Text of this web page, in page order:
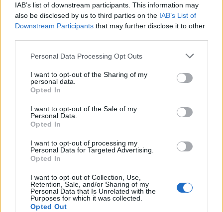
IAB’s list of downstream participants. This information may
also be disclosed by us to third parties on the IAB’s List of
Downstream Participants that may further disclose it to other
Please note that this website/app uses one or more Google
not limited to your visit or usage behaviour. You may click to
grant or deny consent to Google and its third-party tags to
use your data for below specified purposes in below Google
consent section.
Personal Data Processing Opt Outs
I want to opt-out of the Sharing of my
personal data.
Opted In
I want to opt-out of the Sale of my
Personal Data.
Opted In
I want to opt-out of processing my
Personal Data for Targeted Advertising.
Opted In
I want to opt-out of Collection, Use,
Retention, Sale, and/or Sharing of my
Personal Data that Is Unrelated with the
Purposes for which it was collected.
Opted Out
I nostri cari
I nostri cari
Giovannimaria Cabras